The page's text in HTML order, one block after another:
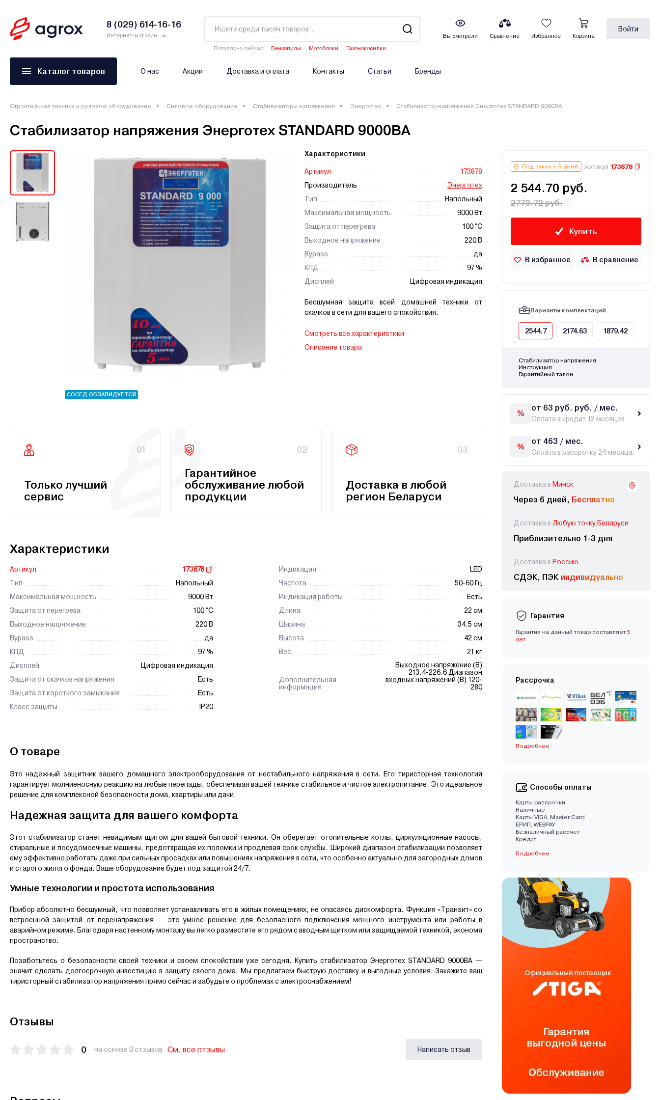
8 (029) 614-16-16
Интернет-магазин
Популярно сейчас Бензопилы Мотоблоки
Газонокосилки
Вы смотрели Сравнение Избранное Корзина
Войти
Каталог товаров О нас Акции Доставка и оплата Контакты Статьи Бренды
Строительная техника и силовое оборудование Силовое оборудование Стабилизаторы напряжения Энерготех Стабилизатор напряжения Энерготех STANDARD 9000ВА
Стабилизатор напряжения Энерготех STANDARD 9000ВА
СОСЕД ОБЗАВИДУЕТСЯ
Характеристики
Артикул
173878
Производитель
Энерготех
Тип
Напольный
Максимальная мощность
9000 Вт
Защита от перегрева
100 °С
Выходное напряжение
220 В
Bypass
да
КПД
97 %
Дисплей
Цифровая индикация
Бесшумная защита всей домашней техники от
скачков в сети для вашего спокойствия.
Смотреть все характеристики
Описание товара
01
Только лучший
сервис
02
Гарантийное
обслуживание любой
продукции
03
Доставка в любой
регион Беларуси
Характеристики
Артикул
173878
Тип
Напольный
Максимальная мощность
9000 Вт
Защита от перегрева
100 °С
Выходное напряжение
220 В
Bypass
да
КПД
97 %
Дисплей
Цифровая индикация
Защита от скачков напряжения
Есть
Защита от короткого замыкания
Есть
Класс защиты
IP20
Индикация
LED
Частота
50-60 Гц
Индикация работы
Есть
Длина
22 см
Ширина
34.5 см
Высота
42 см
Вес
21 кг
Дополнительная
информация
Выходное напряжение (В)
213.4-226.6 Диапазон
входных напряжений (В) 120-
280
О товаре
Это надежный защитник вашего домашнего электрооборудования от нестабильного напряжения в сети. Его тиристорная технология
гарантирует молниеносную реакцию на любые перепады, обеспечивая вашей технике стабильное и чистое электропитание. Это идеальное
решение для комплексной безопасности дома, квартиры или дачи.
Надежная защита для вашего комфорта
Этот стабилизатор станет невидимым щитом для вашей бытовой техники. Он оберегает отопительные котлы, циркуляционные насосы,
стиральные и посудомоечные машины, предотвращая их поломки и продлевая срок службы. Широкий диапазон стабилизации позволяет
ему эффективно работать даже при сильных просадках или повышениях напряжения в сети, что особенно актуально для загородных домов
и старого жилого фонда. Ваше оборудование будет под защитой 24/7.
Умные технологии и простота использования
Прибор абсолютно бесшумный, что позволяет устанавливать его в жилых помещениях, не опасаясь дискомфорта. Функция «Транзит» со
встроенной защитой от перенапряжения — это умное решение для безопасного подключения мощного инструмента или работы в
аварийном режиме. Благодаря настенному монтажу вы легко разместите его рядом с вводным щитком или защищаемой техникой, экономя
пространство.
Позаботьтесь о безопасности своей техники и своем спокойствии уже сегодня. Купить стабилизатор Энерготех STANDARD 9000ВА —
значит сделать долгосрочную инвестицию в защиту своего дома. Мы предлагаем быструю доставку и выгодные условия. Закажите ваш
тиристорный стабилизатор напряжения прямо сейчас и забудьте о проблемах с электроснабжением!
Отзывы
0 на основе 0 отзывов См. все отзывы Написать отзыв
Под заказ 5 дней Артикул 173878
2 544.70 руб.
2773.72 руб.
Купить
В избранное В сравнение
Варианты комплектаций
2544.7 2174.63 1879.42
Стабилизатор напряжения
Инструкция
Гарантийный талон
от 63 руб. руб. / мес.
Оплата в кредит 12 месяцев
от 463 / мес.
Оплата в рассрочку 24 месяца
Доставка в Минск
Через 6 дней, Бесплатно
Доставка в Любую точку Беларуси
Приблизительно 1-3 дня
Доставка в Россию
СДЭК, ПЭК индивидуально
Гарантия
Гарантия на данный товар составляет 5
лет
Рассрочка
Подробнее
Способы оплаты
Карты рассрочки
Наличные
Карты VISA, Master Card
EРИП, WEBPAY
Безналичный рассчет
Кредит
Подробнее